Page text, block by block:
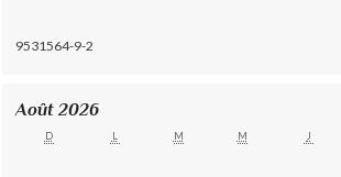
9531564-9-2
Août 2026
D L M M J